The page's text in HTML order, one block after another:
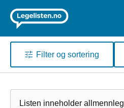
Filter og sortering
Listen inneholder